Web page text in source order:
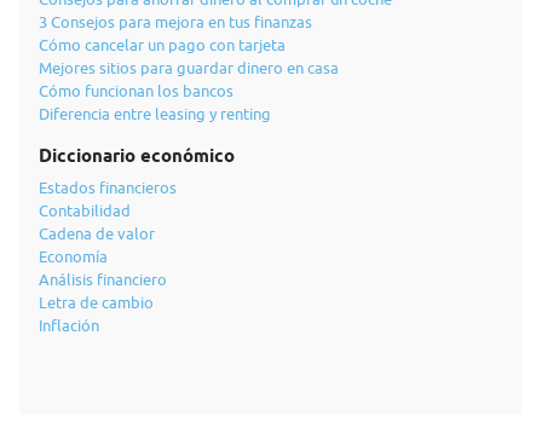
3 Consejos para mejora en tus finanzas
Cómo cancelar un pago con tarjeta
Mejores sitios para guardar dinero en casa
Cómo funcionan los bancos
Diferencia entre leasing y renting
Diccionario económico
Estados financieros
Contabilidad
Cadena de valor
Economía
Análisis financiero
Letra de cambio
Inflación